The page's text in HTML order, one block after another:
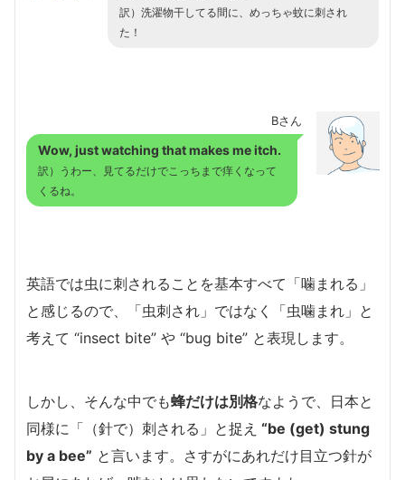
訳）洗濯物干してる間に、めっちゃ蚊に刺され
た！
Bさん
Wow, just watching that makes me itch.
訳）うわー、見てるだけでこっちまで痒くなって
くるね。
英語では虫に刺されることを基本すべて「噛まれる」
と感じるので、「虫刺され」ではなく「虫噛まれ」と
考えて “insect bite” や “bug bite” と表現します。
しかし、そんな中でも蜂だけは別格なようで、日本と
同様に「（針で）刺される」と捉え “be (get) stung
by a bee” と言います。さすがにあれだけ目立つ針が